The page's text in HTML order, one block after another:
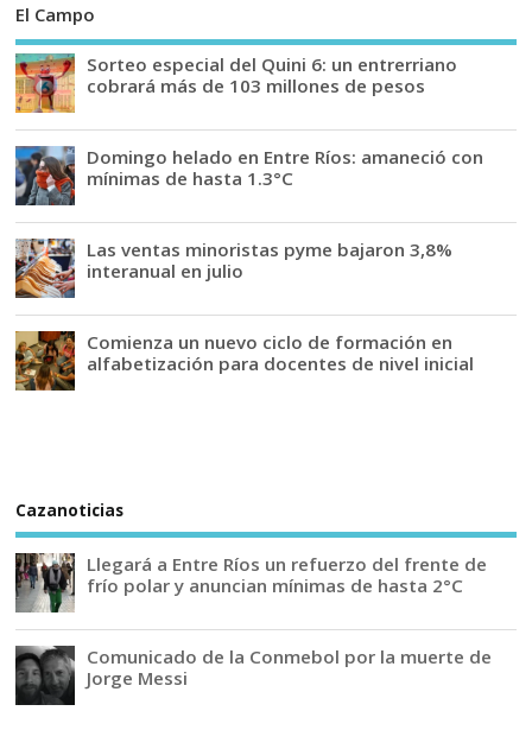
El Campo
Sorteo especial del Quini 6: un entrerriano
cobrará más de 103 millones de pesos
Domingo helado en Entre Ríos: amaneció con
mínimas de hasta 1.3°C
Las ventas minoristas pyme bajaron 3,8%
interanual en julio
Comienza un nuevo ciclo de formación en
alfabetización para docentes de nivel inicial
Cazanoticias
Llegará a Entre Ríos un refuerzo del frente de
frío polar y anuncian mínimas de hasta 2°C
Comunicado de la Conmebol por la muerte de
Jorge Messi